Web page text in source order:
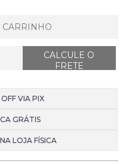
VIA PIX
GRÁTIS
LOJA FÍSICA